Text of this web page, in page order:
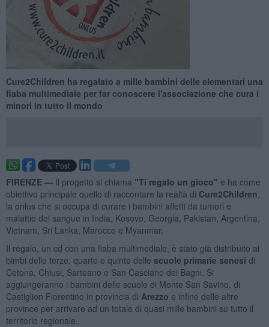
Cure2Children ha regalato a mille bambini delle elementari una
fiaba multimediale per far conoscere l'associazione che cura i
minori in tutto il mondo
FIRENZE — Il progetto si chiama "Ti regalo un gioco" e ha come
obiettivo principale quello di raccontare la realtà di Cure2Children
la onlus che si occupa di curare i bambini affetti da tumori e
malattie del sangue in India, Kosovo, Georgia, Pakistan, Argentina,
Vietnam, Sri Lanka, Marocco e Myanmar.
Il regalo, un cd con una fiaba multimediale, è stato già distribuito ai
bimbi delle terze, quarte e quinte delle scuole primarie senesi di
Cetona, Chiusi, Sarteano e San Casciano dei Bagni. Si
aggiungeranno i bambini delle scuole di Monte San Savino, di
Castiglion Fiorentino in provincia di Arezzo e infine delle altre
province per arrivare ad un totale di quasi mille bambini su tutto il
territorio regionale.